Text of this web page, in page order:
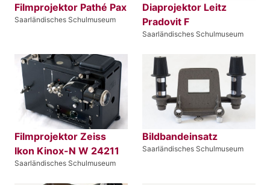
Filmprojektor Pathé Pax
Saarländisches Schulmuseum
Diaprojektor Leitz
Pradovit F
Saarländisches Schulmuseum
Filmprojektor Zeiss
Ikon Kinox-N W 24211
Saarländisches Schulmuseum
Bildbandeinsatz
Saarländisches Schulmuseum